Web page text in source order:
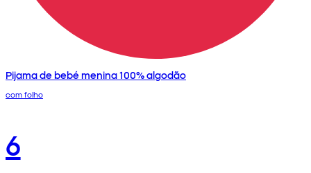
Pijama de bebé menina 100% algodão
com folho
6